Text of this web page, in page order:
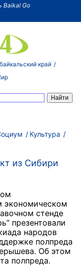
Baikal Go
край
Культура
из Сибири
экономическом
стенде
презентовали
народов
полпреда
Об этом
полпреда.